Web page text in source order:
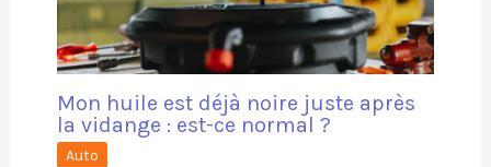
Mon huile est déjà noire juste après
la vidange : est-ce normal ?
Auto